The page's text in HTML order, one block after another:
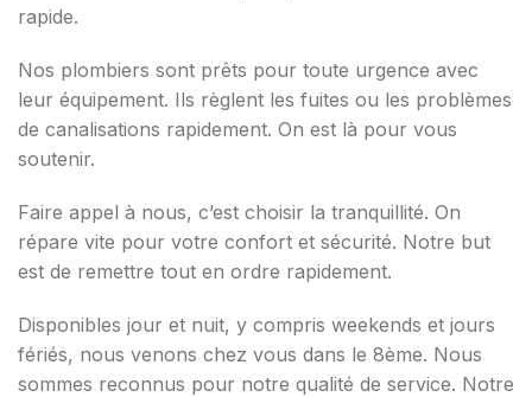
rapide.
Nos plombiers sont prêts pour toute urgence avec
leur équipement. Ils règlent les fuites ou les problèmes
de canalisations rapidement. On est là pour vous
soutenir.
Faire appel à nous, c’est choisir la tranquillité. On
répare vite pour votre confort et sécurité. Notre but
est de remettre tout en ordre rapidement.
Disponibles jour et nuit, y compris weekends et jours
fériés, nous venons chez vous dans le 8ème. Nous
sommes reconnus pour notre qualité de service. Notre